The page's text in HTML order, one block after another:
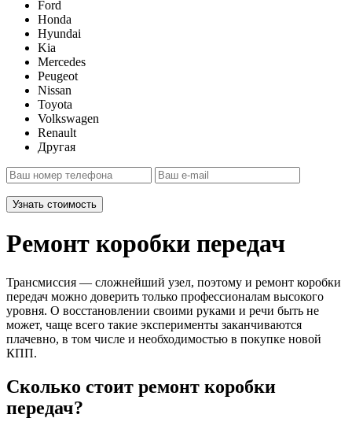
Ford
Honda
Hyundai
Kia
Mercedes
Peugeot
Nissan
Toyota
Volkswagen
Renault
Другая
Узнать стоимость
Ремонт коробки передач
Трансмиссия — сложнейший узел, поэтому и ремонт коробки
передач можно доверить только профессионалам высокого
уровня. О восстановлении своими руками и речи быть не
может, чаще всего такие эксперименты заканчиваются
плачевно, в том числе и необходимостью в покупке новой
КПП.
Сколько стоит ремонт коробки
передач?